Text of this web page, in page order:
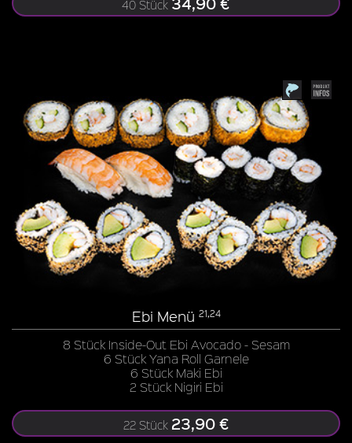
40 Stück
Ebi Menü 21,24
8 Stück Inside-Out Ebi Avocado - Sesam
6 Stück Yana Roll Garnele
6 Stück Maki Ebi
2 Stück Nigiri Ebi
22 Stück 23,90 €